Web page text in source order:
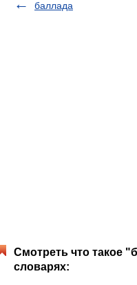
баллада
Смотреть что такое
словарях: